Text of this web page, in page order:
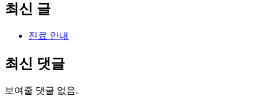
최신 글
진료 안내
최신 댓글
보여줄 댓글 없음.